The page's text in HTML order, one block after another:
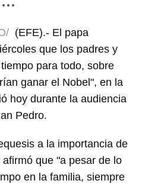
(EFE).- El papa
que los padres y
para todo, sobre
ganar el Nobel", en la
hoy durante la audiencia
Pedro.
a la importancia de
que "a pesar de lo
en la familia, siempre